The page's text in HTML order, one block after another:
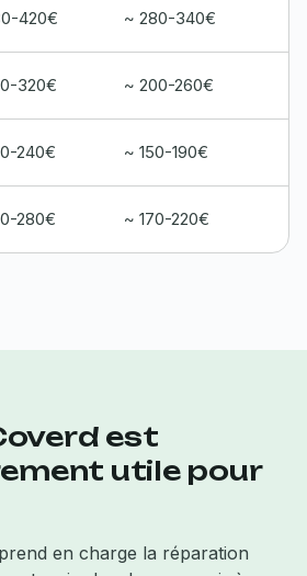
420€ ~ 280-340€
320€ ~ 200-260€
240€ ~ 150-190€
280€ ~ 170-220€
est
utile pour
en charge la réparation